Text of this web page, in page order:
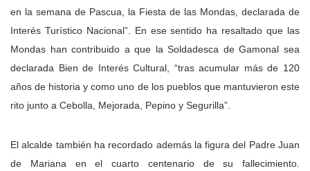
en la semana de Pascua, la Fiesta de las Mondas, declarada de
Interés Turístico Nacional”. En ese sentido ha resaltado que las
Mondas han contribuido a que la Soldadesca de Gamonal sea
declarada Bien de Interés Cultural, “tras acumular más de 120
años de historia y como uno de los pueblos que mantuvieron este
rito junto a Cebolla, Mejorada, Pepino y Segurilla”.
El alcalde también ha recordado además la figura del Padre Juan
de Mariana en el cuarto centenario de su fallecimiento.